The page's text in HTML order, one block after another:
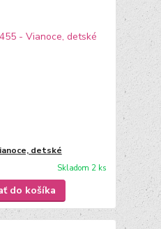
detské
Skladom 2 ks
do košíka